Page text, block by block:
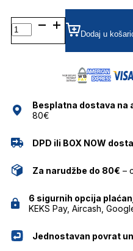
DAP111-
01 DIOPTRIJSKI
OKVIRI
Dodaj u
Besplatna dostava na
80€
DPD ili BOX NOW
Za narudžbe do 80€ –
6 sigurnih opcija
KEKS Pay, Aircash,
Jednostavan povrat